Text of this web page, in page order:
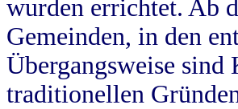
wurden errichtet. Ab
Gemeinden, in den
Übergangsweise sind
traditionellen